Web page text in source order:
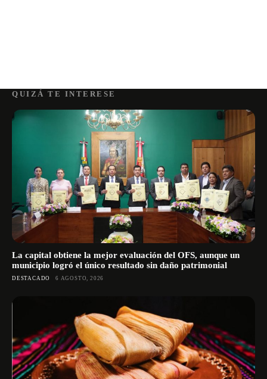
QUIZÁ TE INTERESE
La capital obtiene la mejor evaluación del OFS, aunque un
municipio logró el único resultado sin daño patrimonial
DESTACADO 6 AGOSTO, 2026